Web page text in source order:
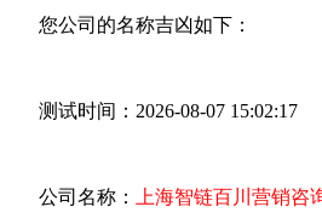
您公司的名称吉凶如下：
测试时间：2026-08-07 15:02:17
公司名称： 上海智链百川营销咨